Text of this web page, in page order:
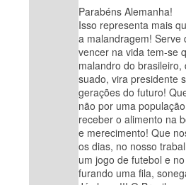
Parabéns Alemanha!
Isso representa mais
a malandragem! Serve
vencer na vida tem-se
malandro do
suado, vira presidente
gerações do futuro!
não por uma
receber o alimento na
e merecimento! Que
os dias, no nosso
um jogo de futebol e
furando uma fila,